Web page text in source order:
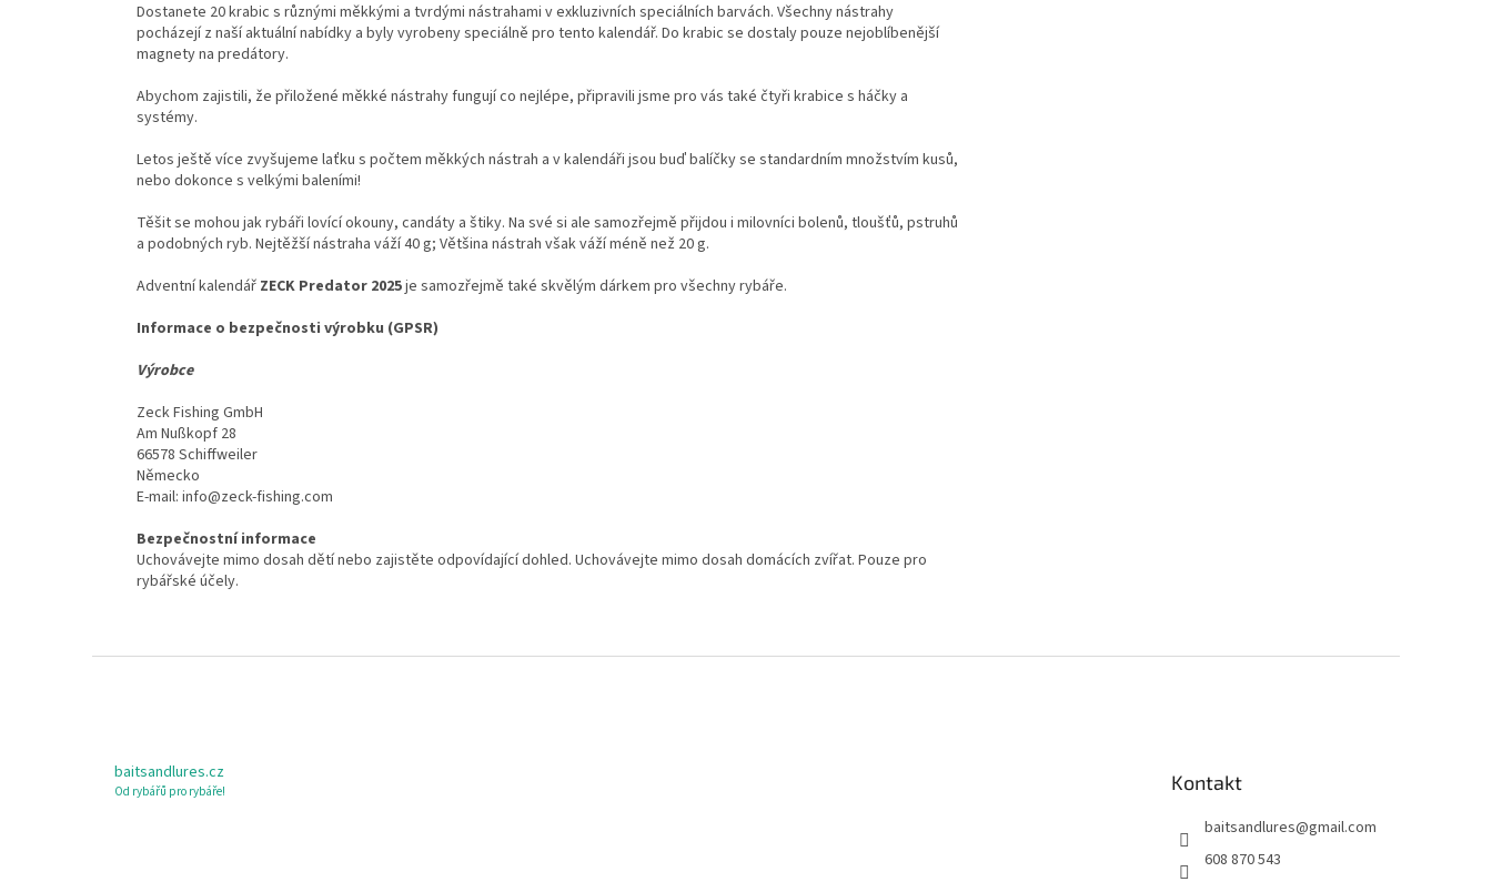
Dostanete 20 krabic s různými měkkými a tvrdými nástrahami v exkluzivních speciálních barvách. Všechny nástrahy
pocházejí z naší aktuální nabídky a byly vyrobeny speciálně pro tento kalendář. Do krabic se dostaly pouze nejoblíbenější
magnety na predátory.
Abychom zajistili, že přiložené měkké nástrahy fungují co nejlépe, připravili jsme pro vás také čtyři krabice s háčky a
systémy.
Letos ještě více zvyšujeme laťku s počtem měkkých nástrah a v kalendáři jsou buď balíčky se standardním množstvím kusů,
nebo dokonce s velkými baleními!
Těšit se mohou jak rybáři lovící okouny, candáty a štiky. Na své si ale samozřejmě přijdou i milovníci bolenů, tloušťů, pstruhů
a podobných ryb. Nejtěžší nástraha váží 40 g; Většina nástrah však váží méně než 20 g.
Adventní kalendář ZECK Predator 2025je samozřejmě také skvělým dárkem pro všechny rybáře.
Informace o bezpečnosti výrobku (GPSR)
Výrobce
Zeck Fishing GmbH
Am Nußkopf 28
66578 Schiffweiler
Německo
E-mail: info@zeck-fishing.com
Bezpečnostní informace
Uchovávejte mimo dosah dětí nebo zajistěte odpovídající dohled. Uchovávejte mimo dosah domácích zvířat. Pouze pro
rybářské účely.
baitsandlures.cz
Od rybářů pro rybáře! Kontakt
baitsandlures@gmail.com
608 870 543